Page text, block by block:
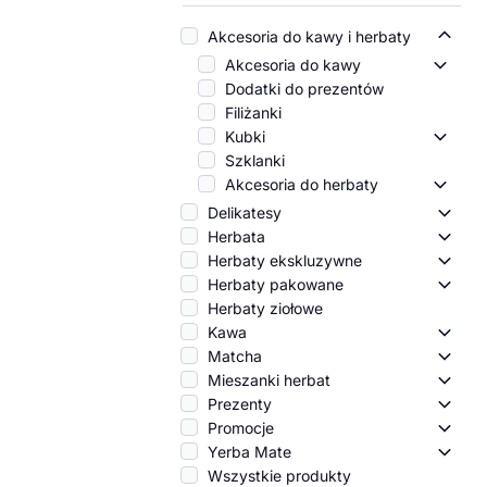
Akcesoria do kawy i herbaty
Akcesoria do kawy
Dodatki do prezentów
Filiżanki
Kubki
Kubki -
Szklanki
Akcesoria do herbaty
Delikatesy
Herbata
Herbaty ekskluzywne
Herbaty pakowane
Herbaty ziołowe
Kawa
Kawa -
Matcha
Mieszanki herbat
Prezenty
Promocje
Yerba Mate
Wszystkie produkty